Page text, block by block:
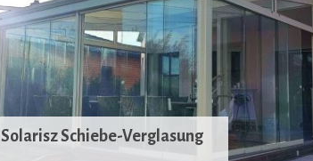
Solarisz Schiebe-Verglasung